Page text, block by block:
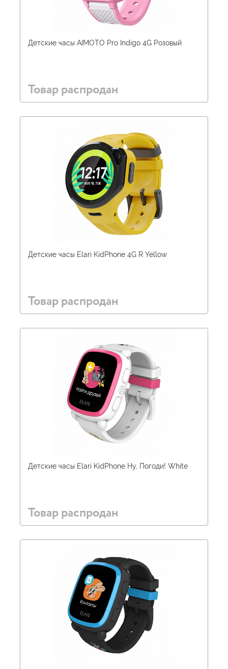
Детские часы AIMOTO Pro Indigo 4G Розовый
Товар распродан
Детские часы Elari KidPhone 4G R Yellow
Товар распродан
Детские часы Elari KidPhone Ну, Погоди! White
Товар распродан